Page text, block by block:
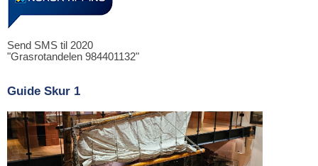
Send SMS til 2020
"Grasrotandelen 984401132"
Guide Skur 1